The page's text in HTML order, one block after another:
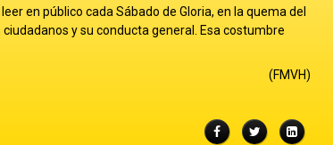
en público cada Sábado de Gloria, en la quema del
y su conducta general. Esa costumbre
(FMVH)
FacebookTwitterLinkedIn